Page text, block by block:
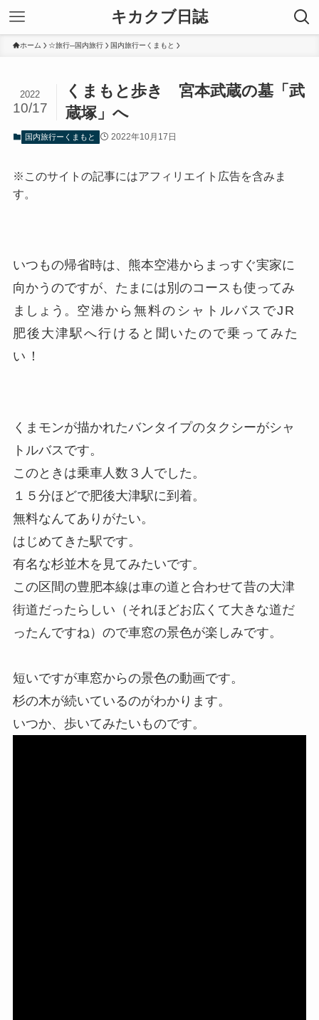
キカクブ日誌
ホーム ☆旅行─国内旅行 国内旅行ーくまもと
くまもと歩き 宮本武蔵の墓「武
蔵塚」へ
2022
10/17
国内旅行ーくまもと 2022年10月17日
※このサイトの記事にはアフィリエイト広告を含みま
す。
いつもの帰省時は、熊本空港からまっすぐ実家に
向かうのですが、たまには別のコースも使ってみ
ましょう。 空港から無料のシャトルバスでJR
肥後大津駅へ行けると聞いたので乗ってみた
い！
くまモンが描かれたバンタイプのタクシーがシャ
トルバスです。
このときは乗車人数３人でした。
１５分ほどで肥後大津駅に到着。
無料なんてありがたい。
はじめてきた駅です。
有名な杉並木を見てみたいです。
この区間の豊肥本線は車の道と合わせて昔の大津
街道だったらしい（それほどお広くて大きな道だ
ったんですね）ので車窓の景色が楽しみです。
短いですが車窓からの景色の動画です。
杉の木が続いているのがわかります。
いつか、歩いてみたいものです。